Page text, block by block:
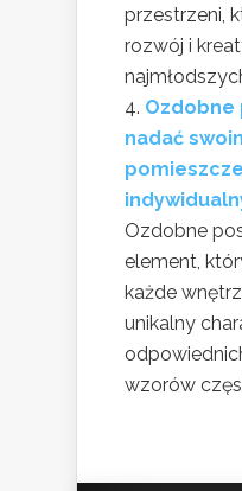
przestrzeni,
rozwój i
Ozdobne
nadać
Ozdobne
element,
każde
unikalny
wzorów